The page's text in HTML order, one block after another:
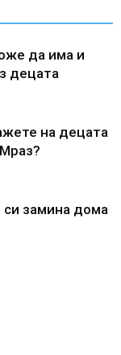
да има и
децата
на децата
си замина дома